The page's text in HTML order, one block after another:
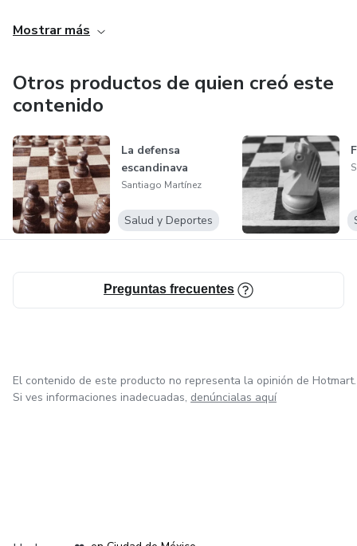
- Pensamiento Dinámico en Ajedrez
- Entrenamiento Dinámico en Ajedrez
(https://amzn.to/4eWOGz3)
Mostrar más
Otros productos de quien creó este
contenido
La defensa
escandinava
Santiago Martínez
Salud y Deportes
Preguntas frecuentes
El contenido de este producto no representa la opinión de Hotmart.
Si ves informaciones inadecuadas, denúncialas aquí